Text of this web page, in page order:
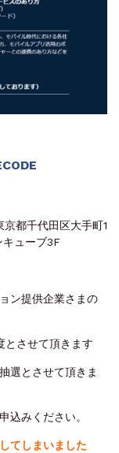
都千代田区大手町1
ューブ3F
ン提供企業さまの
せて頂きます
させて頂きま
込みください。
てしまいました